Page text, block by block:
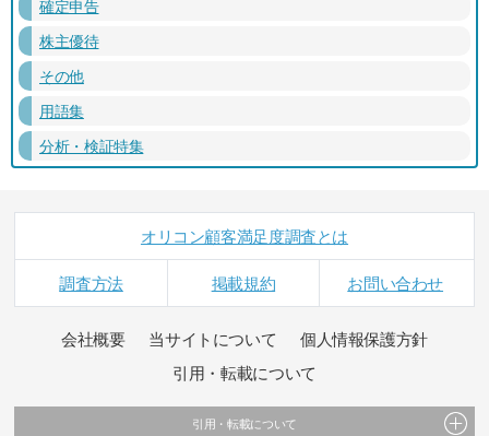
確定申告
株主優待
その他
用語集
分析・検証特集
オリコン顧客満足度調査とは
調査方法 掲載規約 お問い合わせ
会社概要 当サイトについて
個人情報保護方針
引用・転載について
引用・転載について